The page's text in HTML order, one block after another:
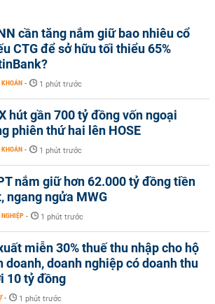
cần tăng nắm giữ bao nhiêu cổ
CTG để sở hữu tối thiểu 65%
KHOÁN - 1 phút trước
hút gần 700 tỷ đồng vốn ngoại
phiên thứ hai lên HOSE
KHOÁN - 1 phút trước
nắm giữ hơn 62.000 tỷ đồng tiền
ngang ngửa MWG
NGHIỆP - 1 phút trước
miễn 30% thuế thu nhập cho hộ
doanh, doanh nghiệp có doanh thu
10 tỷ đồng
- 1 phút trước